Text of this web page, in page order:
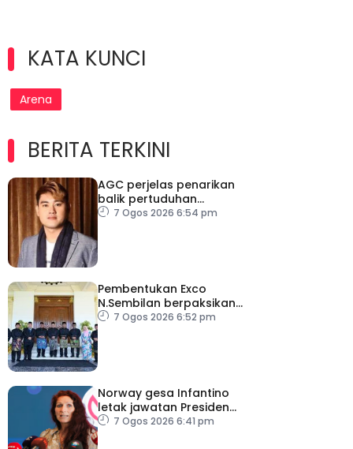
KATA KUNCI
Arena
BERITA TERKINI
AGC perjelas penarikan
balik pertuduhan
terhadap Nicky Liow
7 Ogos 2026 6:54 pm
Pembentukan Exco
N.Sembilan berpaksikan
cekap, integriti dan kerja
7 Ogos 2026 6:52 pm
Norway gesa Infantino
letak jawatan Presiden
FIFA7 Ogos 2026 6:41 pm